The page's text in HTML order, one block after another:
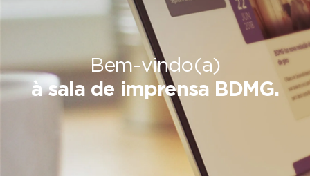
Bem-vindo(a)
à sala de imprensa BDMG.